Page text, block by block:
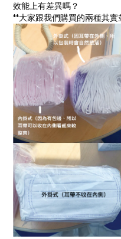
效能上有差異嗎？
**大家跟我們購買的兩種其